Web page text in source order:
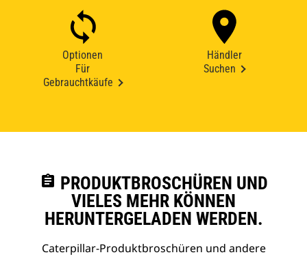
Optionen
Für
Gebrauchtkäufe
Händler
Suchen
assignment PRODUKTBROSCHÜREN UND
VIELES MEHR KÖNNEN
HERUNTERGELADEN WERDEN.
Caterpillar-Produktbroschüren und andere